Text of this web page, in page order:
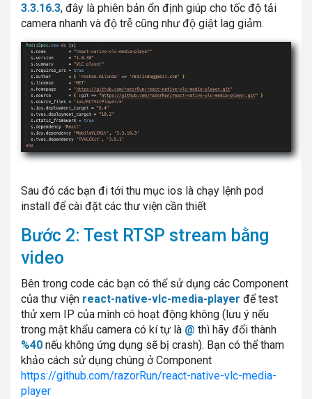
3.3.16.3, đây là phiên bản ổn định giúp cho tốc độ tải
camera nhanh và độ trễ cũng như độ giật lag giảm.
Sau đó các bạn đi tới thu mục ios là chạy lệnh pod
install để cài đặt các thư viện cần thiết
Bước 2: Test RTSP stream bằng
video
Bên trong code các bạn có thể sử dụng các Component
của thư viện react-native-vlc-media-player để test
thử xem IP của mình có hoạt động không (lưu ý nếu
trong mật khẩu camera có kí tự là @ thì hãy đổi thành
%40 nếu không ứng dụng sẽ bị crash). Bạn có thể tham
khảo cách sử dụng chúng ở Component
https://github.com/razorRun/react-native-vlc-media-
player